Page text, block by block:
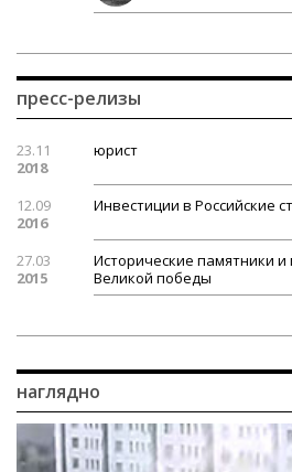
пресс-релизы
23.11
2018
юрист
12.09
2016
Инвестиции в Российские
27.03
2015
Исторические памятники
Великой победы
наглядно